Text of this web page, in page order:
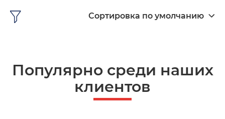
Сортировка по умолчанию
Популярно среди наших
клиентов